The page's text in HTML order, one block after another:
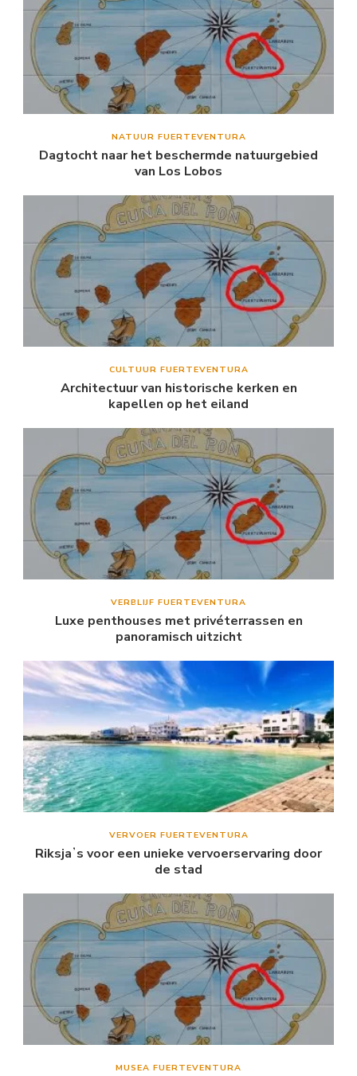
NATUUR FUERTEVENTURA
Dagtocht naar het beschermde natuurgebied
van Los Lobos
CULTUUR FUERTEVENTURA
Architectuur van historische kerken en
kapellen op het eiland
VERBLIJF FUERTEVENTURA
Luxe penthouses met privéterrassen en
panoramisch uitzicht
VERVOER FUERTEVENTURA
Riksjaʼs voor een unieke vervoerservaring door
de stad
MUSEA FUERTEVENTURA